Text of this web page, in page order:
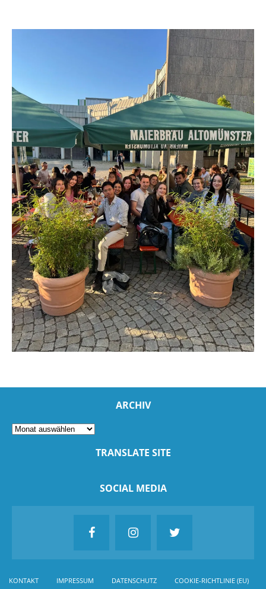
ARCHIV
TRANSLATE SITE
SOCIAL MEDIA
KONTAKT IMPRESSUM DATENSCHUTZ COOKIE-RICHTLINIE (EU)